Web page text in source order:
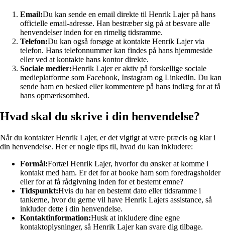
Email:Du kan sende en email direkte til Henrik Lajer på hans
officielle email-adresse. Han bestræber sig på at besvare alle
henvendelser inden for en rimelig tidsramme.
Telefon:Du kan også forsøge at kontakte Henrik Lajer via
telefon. Hans telefonnummer kan findes på hans hjemmeside
eller ved at kontakte hans kontor direkte.
Sociale medier:Henrik Lajer er aktiv på forskellige sociale
medieplatforme som Facebook, Instagram og LinkedIn. Du kan
sende ham en besked eller kommentere på hans indlæg for at få
hans opmærksomhed.
Hvad skal du skrive i din henvendelse?
Når du kontakter Henrik Lajer, er det vigtigt at være præcis og klar i
din henvendelse. Her er nogle tips til, hvad du kan inkludere:
Formål:Fortæl Henrik Lajer, hvorfor du ønsker at komme i
kontakt med ham. Er det for at booke ham som foredragsholder
eller for at få rådgivning inden for et bestemt emne?
Tidspunkt:Hvis du har en bestemt dato eller tidsramme i
tankerne, hvor du gerne vil have Henrik Lajers assistance, så
inkluder dette i din henvendelse.
Kontaktinformation:Husk at inkludere dine egne
kontaktoplysninger, så Henrik Lajer kan svare dig tilbage.